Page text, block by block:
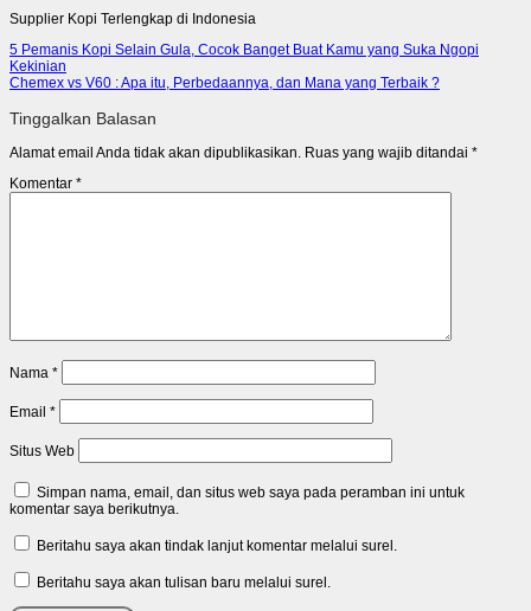
Supplier Kopi Terlengkap di Indonesia
5 Pemanis Kopi Selain Gula, Cocok Banget Buat Kamu yang Suka Ngopi
Kekinian
Chemex vs V60 : Apa itu, Perbedaannya, dan Mana yang Terbaik ?
Tinggalkan Balasan
Alamat email Anda tidak akan dipublikasikan. Ruas yang wajib ditandai *
Komentar *
Nama *
Email *
Situs Web
Simpan nama, email, dan situs web saya pada peramban ini untuk
komentar saya berikutnya.
Beritahu saya akan tindak lanjut komentar melalui surel.
Beritahu saya akan tulisan baru melalui surel.